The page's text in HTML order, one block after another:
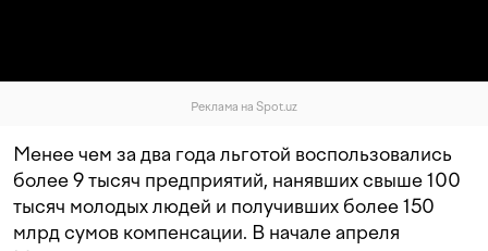
Реклама на Spot.uz
Менее чем за два года льготой воспользовались
более 9 тысяч предприятий, нанявших свыше 100
тысяч молодых людей и получивших более 150
млрд сумов компенсации. В начале апреля